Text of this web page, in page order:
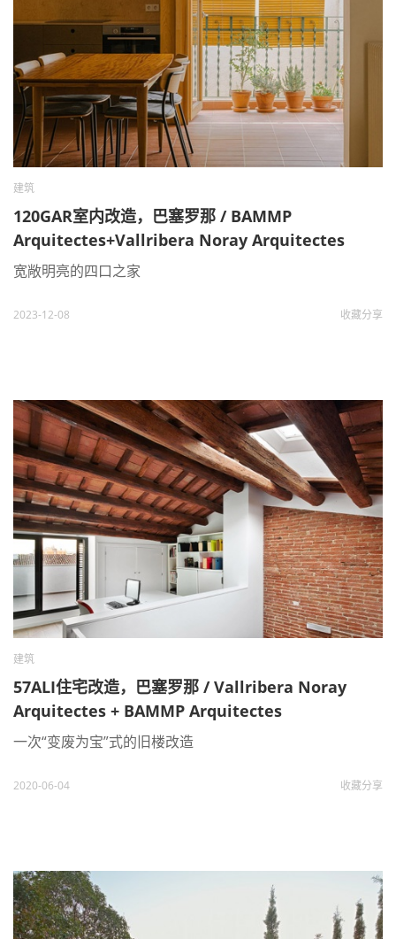
建筑
120GAR室内改造，巴塞罗那 / BAMMP
Arquitectes+Vallribera Noray Arquitectes
宽敞明亮的四口之家
2023-12-08 收藏分享
建筑
57ALI住宅改造，巴塞罗那 / Vallribera Noray
Arquitectes + BAMMP Arquitectes
一次“变废为宝”式的旧楼改造
2020-06-04 收藏分享